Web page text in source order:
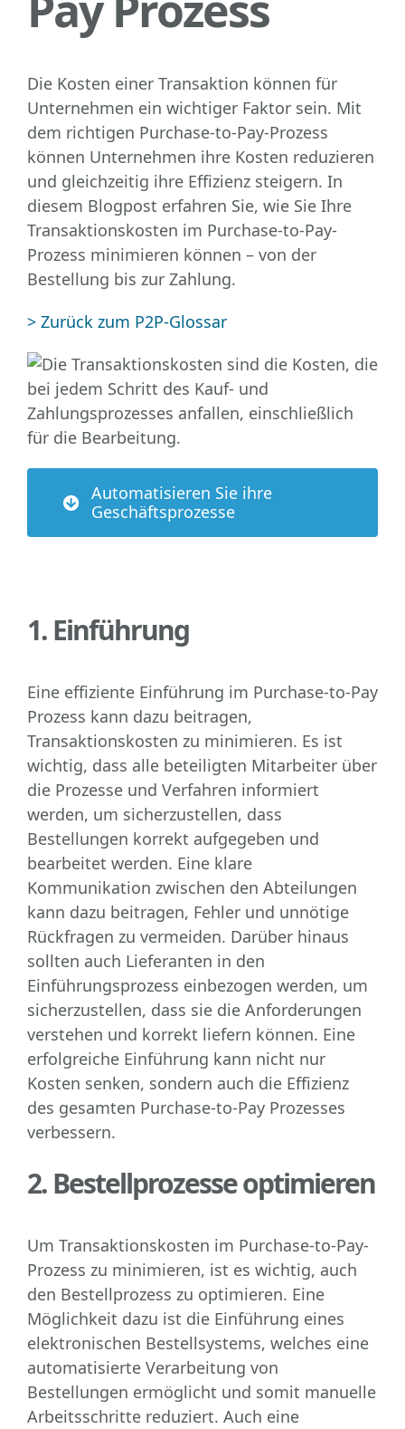
Die Kosten einer Transaktion können für
Unternehmen ein wichtiger Faktor sein. Mit
dem richtigen Purchase-to-Pay-Prozess
können Unternehmen ihre Kosten reduzieren
und gleichzeitig ihre Effizienz steigern. In
diesem Blogpost erfahren Sie, wie Sie Ihre
Transaktionskosten im Purchase-to-Pay-
Prozess minimieren können – von der
Bestellung bis zur Zahlung.
> Zurück zum P2P-Glossar
Automatisieren Sie ihre
Geschäftsprozesse
1. Einführung
Eine effiziente Einführung im Purchase-to-Pay
Prozess kann dazu beitragen,
Transaktionskosten zu minimieren. Es ist
wichtig, dass alle beteiligten Mitarbeiter über
die Prozesse und Verfahren informiert
werden, um sicherzustellen, dass
Bestellungen korrekt aufgegeben und
bearbeitet werden. Eine klare
Kommunikation zwischen den Abteilungen
kann dazu beitragen, Fehler und unnötige
Rückfragen zu vermeiden. Darüber hinaus
sollten auch Lieferanten in den
Einführungsprozess einbezogen werden, um
sicherzustellen, dass sie die Anforderungen
verstehen und korrekt liefern können. Eine
erfolgreiche Einführung kann nicht nur
Kosten senken, sondern auch die Effizienz
des gesamten Purchase-to-Pay Prozesses
verbessern.
2. Bestellprozesse optimieren
Um Transaktionskosten im Purchase-to-Pay-
Prozess zu minimieren, ist es wichtig, auch
den Bestellprozess zu optimieren. Eine
Möglichkeit dazu ist die Einführung eines
elektronischen Bestellsystems, welches eine
automatisierte Verarbeitung von
Bestellungen ermöglicht und somit manuelle
Arbeitsschritte reduziert. Auch eine